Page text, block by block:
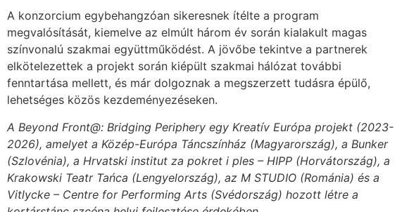
A konzorcium egybehangzóan sikeresnek ítélte a program
megvalósítását, kiemelve az elmúlt három év során kialakult magas
színvonalú szakmai együttműködést. A jövőbe tekintve a partnerek
elkötelezettek a projekt során kiépült szakmai hálózat további
fenntartása mellett, és már dolgoznak a megszerzett tudásra épülő,
lehetséges közös kezdeményezéseken.
A Beyond Front@: Bridging Periphery egy Kreatív Európa projekt (2023-
2026), amelyet a Közép-Európa Táncszínház (Magyarország), a Bunker
(Szlovénia), a Hrvatski institut za pokret i ples – HIPP (Horvátország), a
Krakowski Teatr Tańca (Lengyelország), az M STUDIO (Románia) és a
Vitlycke – Centre for Performing Arts (Svédország) hozott létre a